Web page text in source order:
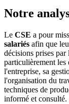
Notre
Le CSE a pour
salariés afin que
décisions prises
particulièrement les
l'entreprise, sa
l'organisation du
techniques de
informé et consulté.